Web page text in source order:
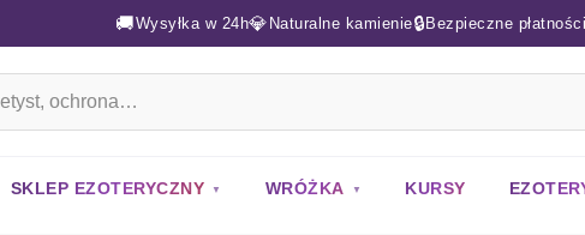
🚚Wysyłka w 24h💎 Naturalne kamienie🔒 Bezpieczne płatności
SKLEP EZOTERYCZNY WRÓŻKA KURSY